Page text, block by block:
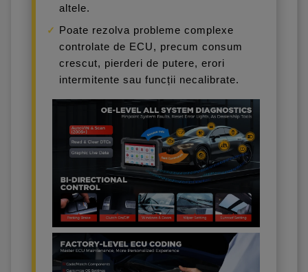
altele.
Poate rezolva probleme complexe
controlate de ECU, precum consum
crescut, pierderi de putere, erori
intermitente sau funcții necalibrate.